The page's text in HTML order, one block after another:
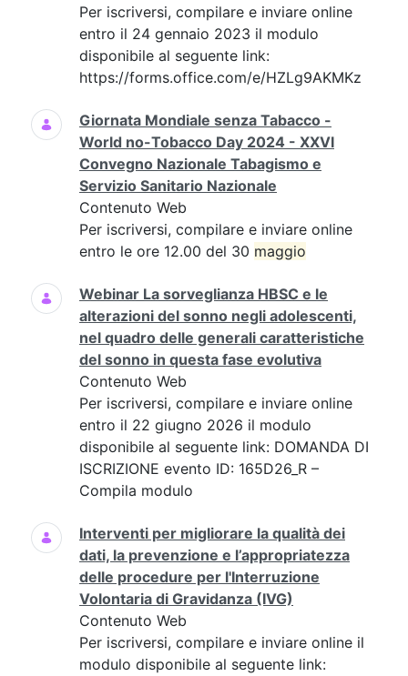
Per iscriversi, compilare e inviare online
entro il 24 gennaio 2023 il modulo
disponibile al seguente link:
https://forms.office.com/e/HZLg9AKMKz
Giornata Mondiale senza Tabacco -
World no-Tobacco Day 2024 - XXVI
Convegno Nazionale Tabagismo e
Servizio Sanitario Nazionale
Contenuto Web
Per iscriversi, compilare e inviare online
entro le ore 12.00 del 30 maggio
Webinar La sorveglianza HBSC e le
alterazioni del sonno negli adolescenti,
nel quadro delle generali caratteristiche
del sonno in questa fase evolutiva
Contenuto Web
Per iscriversi, compilare e inviare online
entro il 22 giugno 2026 il modulo
disponibile al seguente link: DOMANDA DI
ISCRIZIONE evento ID: 165D26_R –
Compila modulo
Interventi per migliorare la qualità dei
dati, la prevenzione e l’appropriatezza
delle procedure per l'Interruzione
Volontaria di Gravidanza (IVG)
Contenuto Web
Per iscriversi, compilare e inviare online il
modulo disponibile al seguente link: